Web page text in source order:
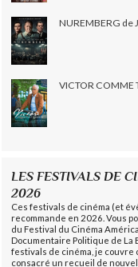
NUREMBERG de
VICTOR COMME
LES FESTIVALS DE
2026
Ces festivals de cinéma (et
recommande en 2026. Vous
du Festival du Cinéma
Documentaire Politique de La
festivals de cinéma, je couvre
consacré un recueil de